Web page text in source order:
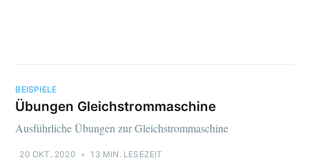
BEISPIELE
Übungen Gleichstrommaschine
Ausführliche Übungen zur Gleichstrommaschine
20 OKT. 2020 • 13 MIN. LESEZEIT